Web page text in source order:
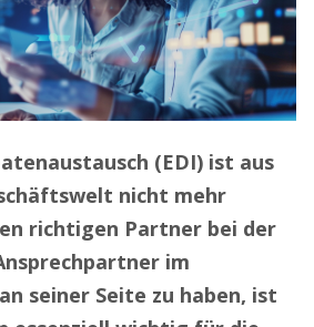
(EDI) ist aus
nicht mehr
richtigen Partner bei der
im
seiner Seite zu haben, ist